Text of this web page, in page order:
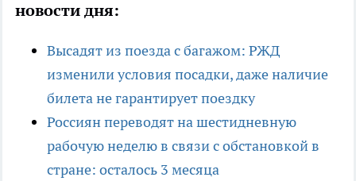
новости дня:
Высадят из поезда с багажом: РЖД
изменили условия посадки, даже наличие
билета не гарантирует поездку
Россиян переводят на шестидневную
рабочую неделю в связи с обстановкой в
стране: осталось 3 месяца